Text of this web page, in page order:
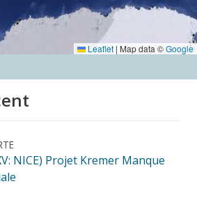
Leaflet | Map data ©Google
NICE) Projet Kremer Manque